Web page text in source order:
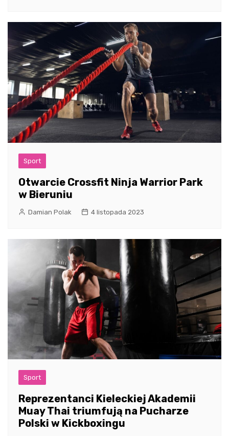
Sport
Otwarcie Crossfit Ninja Warrior Park
w Bieruniu
Damian Polak 4 listopada 2023
Sport
Reprezentanci Kieleckiej Akademii
Muay Thai triumfują na Pucharze
Polski w Kickboxingu